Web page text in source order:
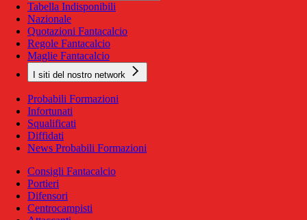
Tabella Indisponibili
Nazionale
Quotazioni Fantacalcio
Regole Fantacalcio
Maglie Fantacalcio
I siti del nostro network
Probabili Formazioni
Infortunati
Squalificati
Diffidati
News Probabili Formazioni
Consigli Fantacalcio
Portieri
Difensori
Centrocampisti